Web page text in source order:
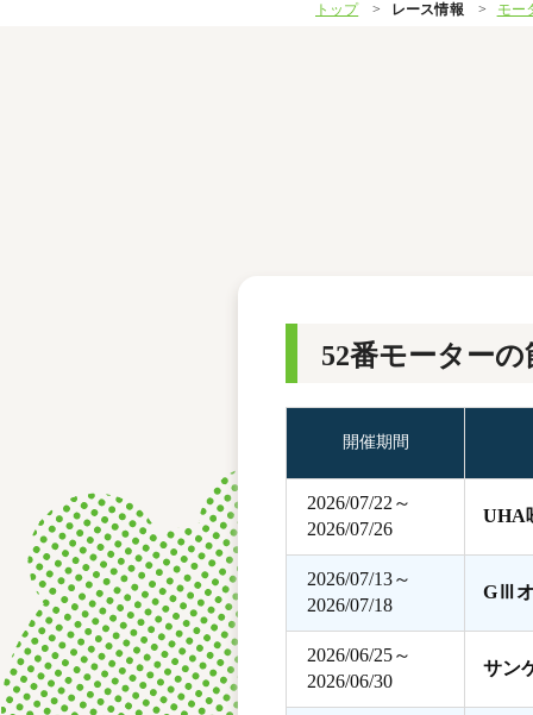
ボートデータ
トップ レース情報 モー
52番モーターの
開催期間
2026/07/22～
2026/07/26
UHA
2026/07/13～
2026/07/18
GⅢオ
2026/06/25～
2026/06/30
サン